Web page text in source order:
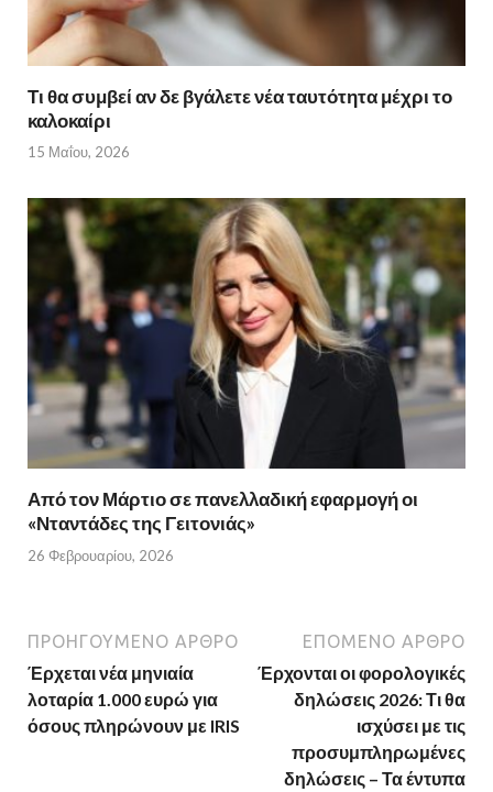
Τι θα συμβεί αν δε βγάλετε νέα ταυτότητα μέχρι το
καλοκαίρι
15 Μαΐου, 2026
Από τον Μάρτιο σε πανελλαδική εφαρμογή οι
«Νταντάδες της Γειτονιάς»
26 Φεβρουαρίου, 2026
ΠΡΟΗΓΟΎΜΕΝΟ ΆΡΘΡΟ
Έρχεται νέα μηνιαία
λοταρία 1.000 ευρώ για
όσους πληρώνουν με IRIS
ΕΠΌΜΕΝΟ ΆΡΘΡΟ
Έρχονται οι φορολογικές
δηλώσεις 2026: Τι θα
ισχύσει με τις
προσυμπληρωμένες
δηλώσεις – Τα έντυπα